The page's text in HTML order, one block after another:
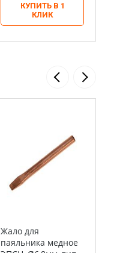
КУПИТЬ В 1
КЛИК
Жало для
паяльника медное